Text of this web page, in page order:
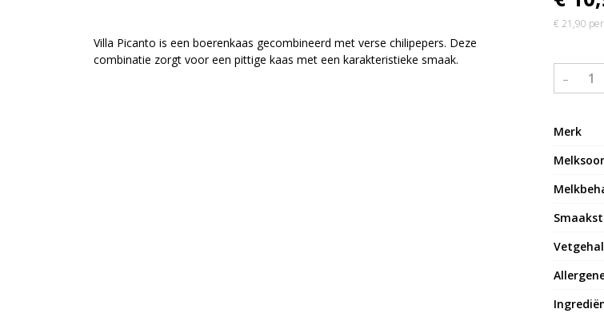
Villa Picanto is een boerenkaas gecombineerd met verse chilipepers. Deze
combinatie zorgt voor een pittige kaas met een karakteristieke smaak.
€ 21,90
–
Merk